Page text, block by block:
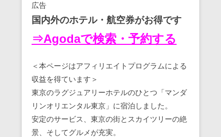
広告
国内外のホテル・航空券がお得です
⇒Agodaで検索・予約する
＜本ページはアフィリエイトプログラムによる
収益を得ています＞
東京のラグジュアリーホテルのひとつ「マンダ
リンオリエンタル東京」に宿泊しました。
安定のサービス、東京の街とスカイツリーの絶
景、そしてグルメが充実。